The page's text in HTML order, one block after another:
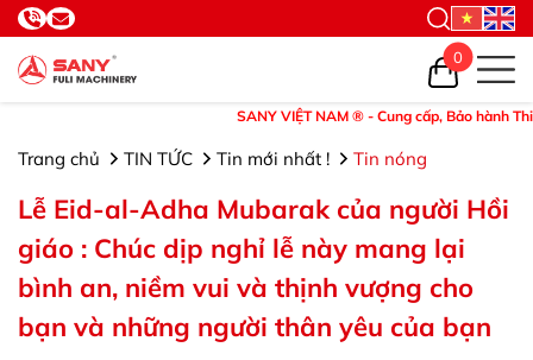
SANY VIỆT NAM ® - Cung cấp, Bảo hành Thiết
0
Trang chủ TIN TỨC Tin mới nhất ! Tin nóng
Lễ Eid-al-Adha Mubarak của người Hồi
giáo : Chúc dịp nghỉ lễ này mang lại
bình an, niềm vui và thịnh vượng cho
bạn và những người thân yêu của bạn